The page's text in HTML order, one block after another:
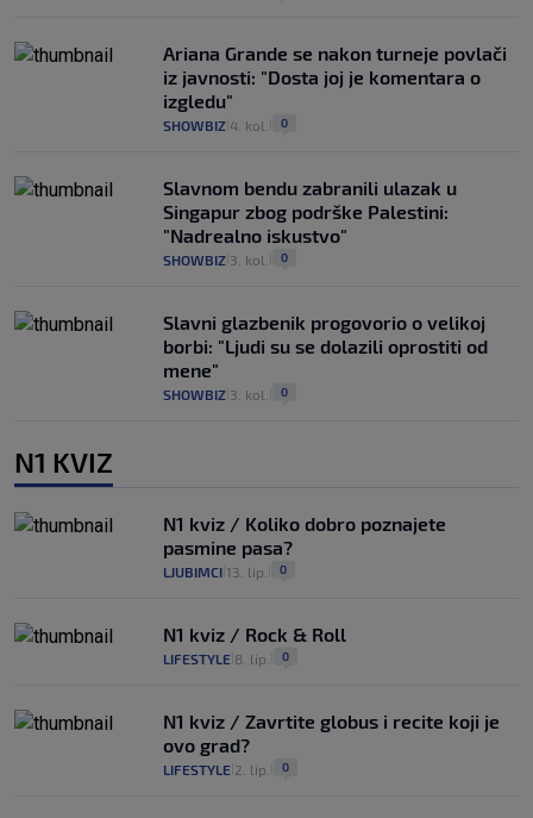
Ariana Grande se nakon turneje povlači
iz javnosti: "Dosta joj je komentara o
izgledu"
SHOWBIZ 4. kol. 0
Slavnom bendu zabranili ulazak u
Singapur zbog podrške Palestini:
"Nadrealno iskustvo"
SHOWBIZ 3. kol. 0
Slavni glazbenik progovorio o velikoj
borbi: "Ljudi su se dolazili oprostiti od
mene"
SHOWBIZ 3. kol. 0
N1 KVIZ
N1 kviz / Koliko dobro poznajete
pasmine pasa?
LJUBIMCI 13. lip. 0
N1 kviz / Rock & Roll
LIFESTYLE 8. lip. 0
N1 kviz / Zavrtite globus i recite koji je
ovo grad?
LIFESTYLE 2. lip. 0